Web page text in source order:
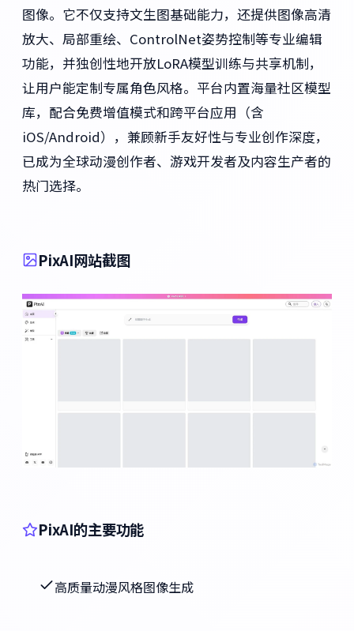
图像。它不仅支持文生图基础能力，还提供图像高清
放大、局部重绘、ControlNet姿势控制等专业编辑
功能，并独创性地开放LoRA模型训练与共享机制，
让用户能定制专属角色风格。平台内置海量社区模型
库，配合免费增值模式和跨平台应用（含
iOS/Android），兼顾新手友好性与专业创作深度，
已成为全球动漫创作者、游戏开发者及内容生产者的
热门选择。
PixAI网站截图
PixAI的主要功能
高质量动漫风格图像生成